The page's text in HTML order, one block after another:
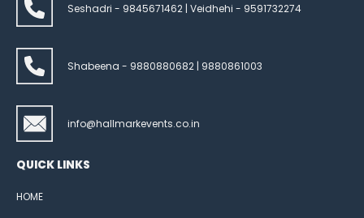
Seshadri - 9845671462 | Veidhehi - 9591732274
Shabeena - 9880880682 | 9880861003
info@hallmarkevents.co.in
QUICK LINKS
HOME